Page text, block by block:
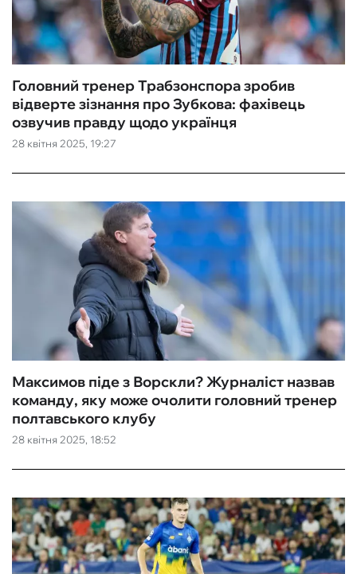
ФУТЗАЛ
БУКМЕКЕРИ
28 квітня 2025, 19:27
Головний тренер Трабзонспора зробив
відверте зізнання про Зубкова: фахівець
озвучив правду щодо українця
28 квітня 2025, 18:52
Максимов піде з Ворскли? Журналіст назвав
команду, яку може очолити головний тренер
полтавського клубу